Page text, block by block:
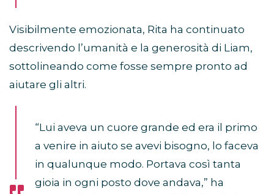
Visibilmente emozionata, Rita ha continuato
descrivendo l’umanità e la generosità di Liam,
sottolineando come fosse sempre pronto ad
aiutare gli altri.
“Lui aveva un cuore grande ed era il primo
a venire in aiuto se avevi bisogno, lo faceva
in qualunque modo. Portava così tanta
gioia in ogni posto dove andava,” ha